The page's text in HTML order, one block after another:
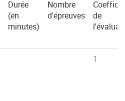
Durée
(en
minutes)
Nombre
d'épreuves
de
1